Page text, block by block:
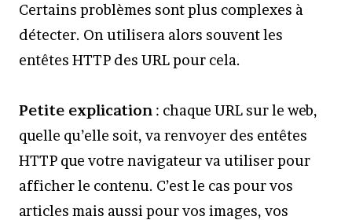
Certains problèmes sont plus complexes à
détecter. On utilisera alors souvent les
entêtes HTTP des URL pour cela.
Petite explication : chaque URL sur le web,
quelle qu’elle soit, va renvoyer des entêtes
HTTP que votre navigateur va utiliser pour
afficher le contenu. C’est le cas pour vos
articles mais aussi pour vos images, vos